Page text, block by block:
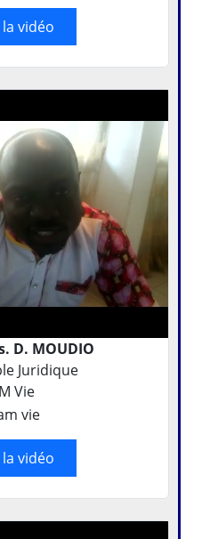
vidéo
D. MOUDIO
Juridique
Vie
vidéo